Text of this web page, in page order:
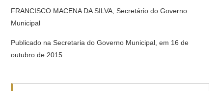
FRANCISCO MACENA DA SILVA, Secretário do Governo
Municipal
Publicado na Secretaria do Governo Municipal, em 16 de
outubro de 2015.